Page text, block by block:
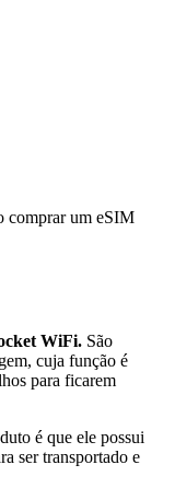
comprar um eSIM
WiFi. São
cuja função é
para ficarem
é que ele possui
ser transportado e